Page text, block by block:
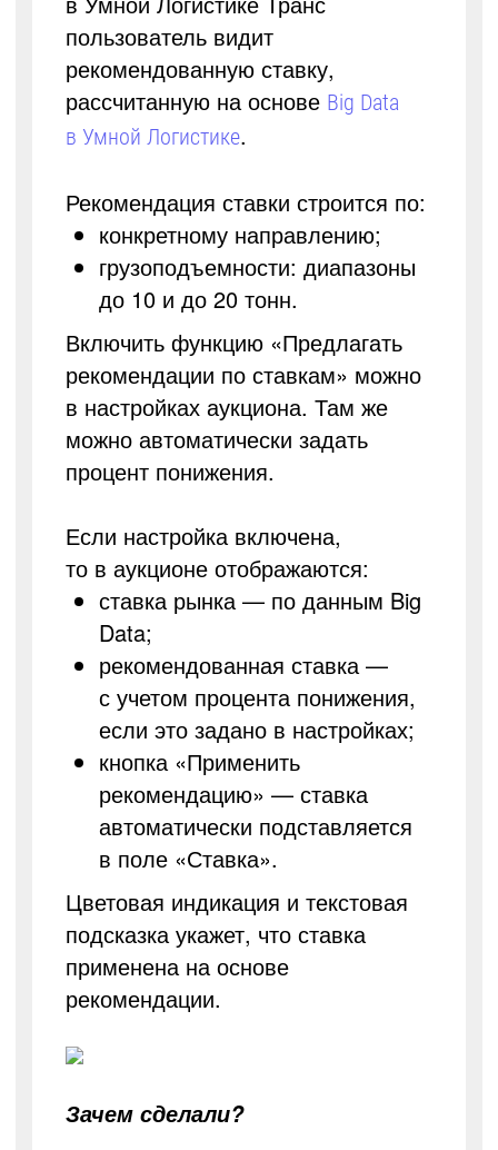
пользователь видит
рекомендованную ставку,
рассчитанную на основе Big Data
в Умной Логистике.
Рекомендация ставки строится по:
конкретному направлению;
грузоподъемности: диапазоны
до 10 и до 20 тонн.
Включить функцию «Предлагать
рекомендации по ставкам» можно
в настройках аукциона. Там же
можно автоматически задать
процент понижения.
Если настройка включена,
то в аукционе отображаются:
ставка рынка — по данным Big
Data;
рекомендованная ставка —
с учетом процента понижения,
если это задано в настройках;
кнопка «Применить
рекомендацию» — ставка
автоматически подставляется
в поле «Ставка».
Цветовая индикация и текстовая
подсказка укажет, что ставка
применена на основе
рекомендации.
Зачем сделали?